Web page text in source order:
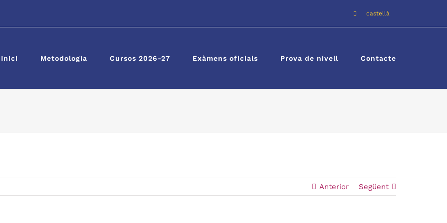
castellà
Inici Metodologia Cursos 2026-27 Exàmens oficials Prova de nivell Contacte
Anterior Següent